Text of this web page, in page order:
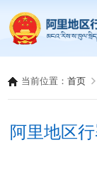
当前位置：首页
阿里地区